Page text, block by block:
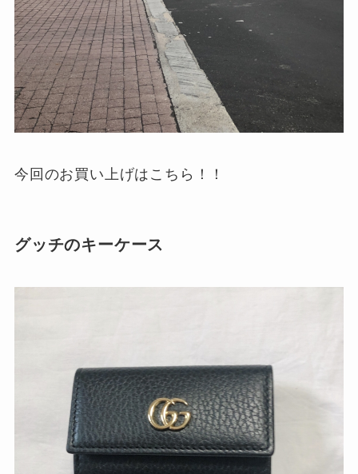
今回のお買い上げはこちら！！
グッチのキーケース